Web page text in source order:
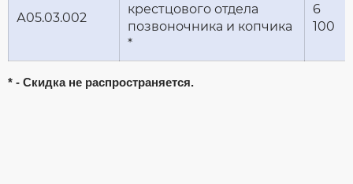
А05.03.002
крестцового отдела
позвоночника и копчика
*
6
100
* - Скидка не распространяется.